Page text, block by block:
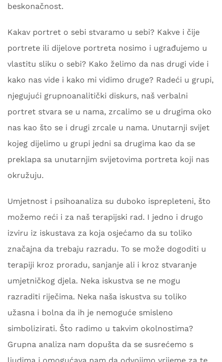
beskonačnost.
Kakav portret o sebi stvaramo u sebi? Kakve i čije
portrete ili dijelove portreta nosimo i ugrađujemo u
vlastitu sliku o sebi? Kako želimo da nas drugi vide i
kako nas vide i kako mi vidimo druge? Radeći u grupi,
njegujući grupnoanalitički diskurs, naš verbalni
portret stvara se u nama, zrcalimo se u drugima oko
nas kao što se i drugi zrcale u nama. Unutarnji svijet
kojeg dijelimo u grupi jedni sa drugima kao da se
preklapa sa unutarnjim svijetovima portreta koji nas
okružuju.
Umjetnost i psihoanaliza su duboko isprepleteni, što
možemo reći i za naš terapijski rad. I jedno i drugo
izviru iz iskustava za koja osjećamo da su toliko
značajna da trebaju razradu. To se može dogoditi u
terapiji kroz proradu, sanjanje ali i kroz stvaranje
umjetničkog djela. Neka iskustva se ne mogu
razraditi riječima. Neka naša iskustva su toliko
užasna i bolna da ih je nemoguće smisleno
simbolizirati. Što radimo u takvim okolnostima?
Grupna analiza nam dopušta da se susrećemo s